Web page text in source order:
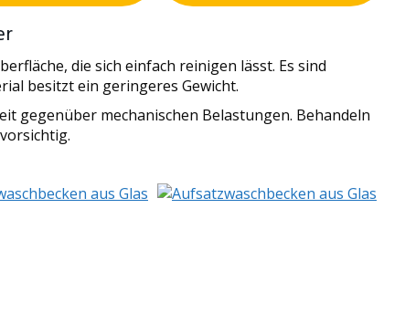
die sich einfach reinigen lässt. Es sind
besitzt ein geringeres Gewicht.
gegenüber mechanischen Belastungen. Behandeln